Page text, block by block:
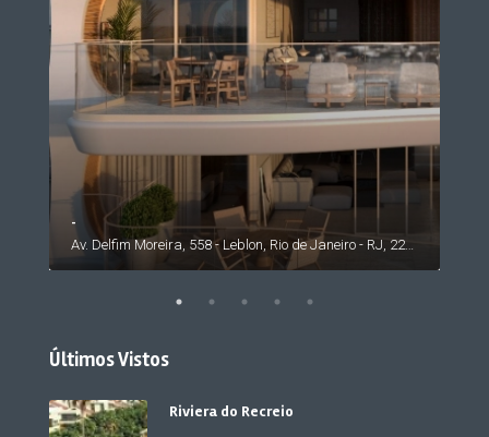
-
Av. Delfim Moreira, 558 - Leblon, Rio de Janeiro - RJ, 22441-000, Brasil
Últimos Vistos
Riviera do Recreio